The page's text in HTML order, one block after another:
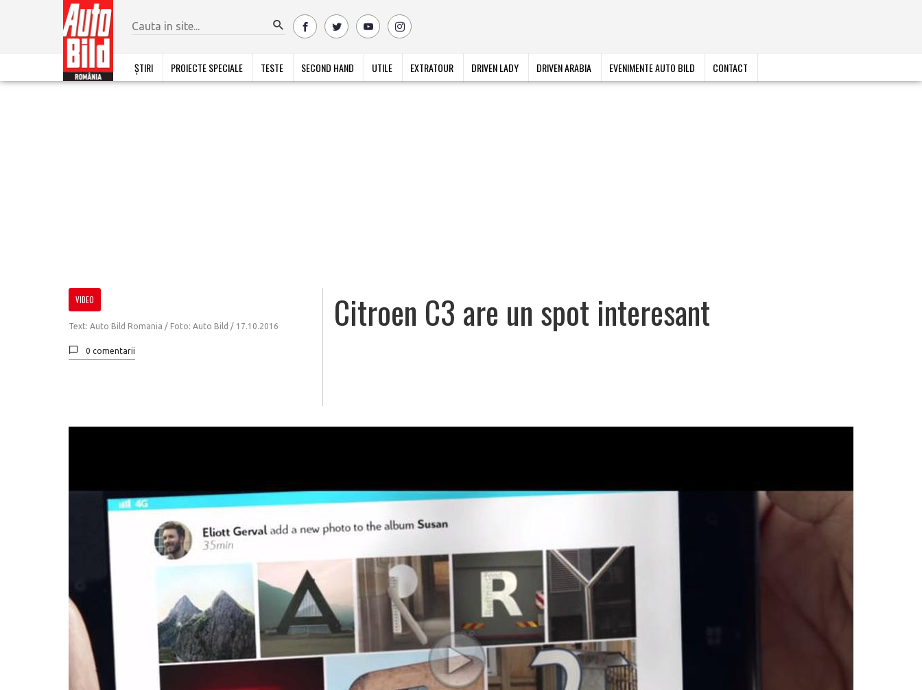
ȘTIRI PROIECTE SPECIALE TESTE SECOND HAND UTILE EXTRATOUR DRIVEN LADY DRIVEN ARABIA EVENIMENTE AUTO BILD CONTACT
VIDEO
Text: Auto Bild Romania / Foto: Auto Bild / 17.10.2016
0 comentarii
Citroen C3 are un spot interesant